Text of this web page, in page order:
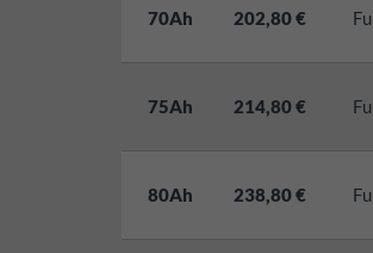
70Ah 202,80 €
75Ah 214,80 €
80Ah 238,80 €